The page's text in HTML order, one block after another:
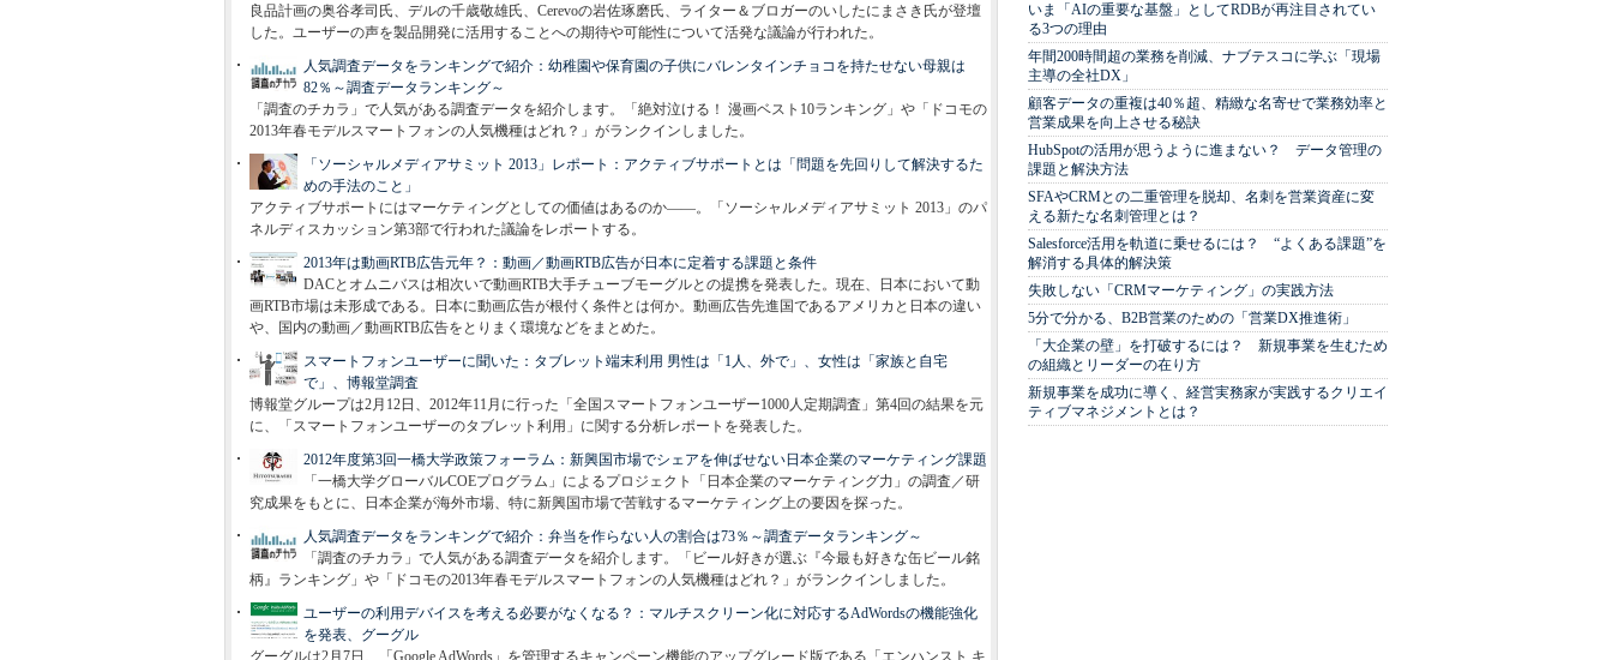
良品計画の奥谷孝司氏、デルの千歳敬雄氏、Cerevoの岩佐琢磨氏、ライター＆ブロガーのいしたにまさき氏が登壇
した。ユーザーの声を製品開発に活用することへの期待や可能性について活発な議論が行われた。
人気調査データをランキングで紹介：幼稚園や保育園の子供にバレンタインチョコを持たせない母親は
82％～調査データランキング～
「調査のチカラ」で人気がある調査データを紹介します。「絶対泣ける！ 漫画ベスト10ランキング」や「ドコモの
2013年春モデルスマートフォンの人気機種はどれ？」がランクインしました。
「ソーシャルメディアサミット 2013」レポート：アクティブサポートとは「問題を先回りして解決するた
めの手法のこと」
アクティブサポートにはマーケティングとしての価値はあるのか――。「ソーシャルメディアサミット 2013」のパ
ネルディスカッション第3部で行われた議論をレポートする。
2013年は動画RTB広告元年？：動画／動画RTB広告が日本に定着する課題と条件
DACとオムニバスは相次いで動画RTB大手チューブモーグルとの提携を発表した。現在、日本において動
画RTB市場は未形成である。日本に動画広告が根付く条件とは何か。動画広告先進国であるアメリカと日本の違い
や、国内の動画／動画RTB広告をとりまく環境などをまとめた。
スマートフォンユーザーに聞いた：タブレット端末利用 男性は「1人、外で」、女性は「家族と自宅
で」、博報堂調査
博報堂グループは2月12日、2012年11月に行った「全国スマートフォンユーザー1000人定期調査」第4回の結果を元
に、「スマートフォンユーザーのタブレット利用」に関する分析レポートを発表した。
2012年度第3回一橋大学政策フォーラム：新興国市場でシェアを伸ばせない日本企業のマーケティング課題
「一橋大学グローバルCOEプログラム」によるプロジェクト「日本企業のマーケティング力」の調査／研
究成果をもとに、日本企業が海外市場、特に新興国市場で苦戦するマーケティング上の要因を探った。
人気調査データをランキングで紹介：弁当を作らない人の割合は73％～調査データランキング～
「調査のチカラ」で人気がある調査データを紹介します。「ビール好きが選ぶ『今最も好きな缶ビール銘
柄』ランキング」や「ドコモの2013年春モデルスマートフォンの人気機種はどれ？」がランクインしました。
ユーザーの利用デバイスを考える必要がなくなる？：マルチスクリーン化に対応するAdWordsの機能強化
を発表、グーグル
グーグルは2月7日、「Google AdWords」を管理するキャンペーン機能のアップグレード版である「エンハンスト キ
いま「AIの重要な基盤」としてRDBが再注目されてい
る3つの理由
年間200時間超の業務を削減、ナブテスコに学ぶ「現場
主導の全社DX」
顧客データの重複は40％超、精緻な名寄せで業務効率と
営業成果を向上させる秘訣
HubSpotの活用が思うように進まない？ データ管理の
課題と解決方法
SFAやCRMとの二重管理を脱却、名刺を営業資産に変
える新たな名刺管理とは？
Salesforce活用を軌道に乗せるには？ “よくある課題”を
解消する具体的解決策
失敗しない「CRMマーケティング」の実践方法
5分で分かる、B2B営業のための「営業DX推進術」
「大企業の壁」を打破するには？ 新規事業を生むため
の組織とリーダーの在り方
新規事業を成功に導く、経営実務家が実践するクリエイ
ティブマネジメントとは？